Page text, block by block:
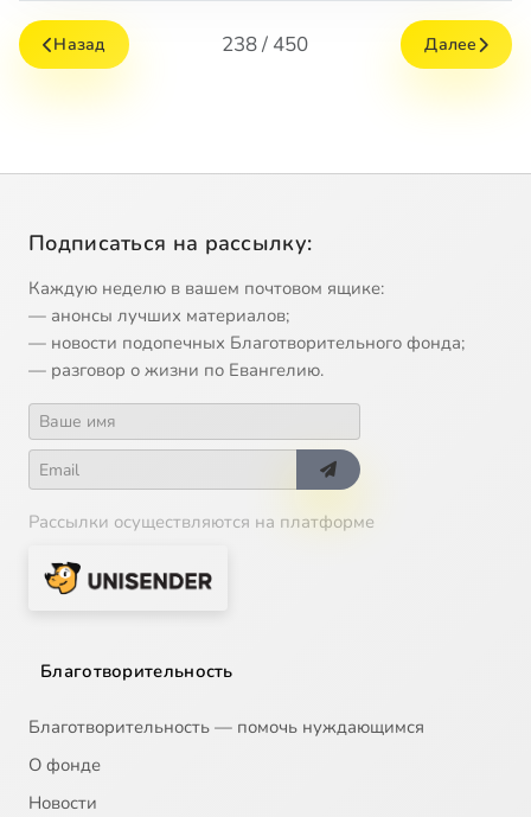
Назад 238 / 450 Далее
Подписаться на рассылку:
Каждую неделю в вашем почтовом ящике:
— анонсы лучших материалов;
— новости подопечных Благотворительного фонда;
— разговор о жизни по Евангелию.
Рассылки осуществляются на платформе
Благотворительность
Благотворительность — помочь нуждающимся
О фонде
Новости